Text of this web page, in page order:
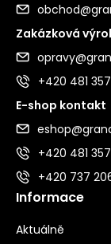
Zakázková
+420 481
E-shop kontakt
+420 481 357
+420 737
Informace
Aktuálně